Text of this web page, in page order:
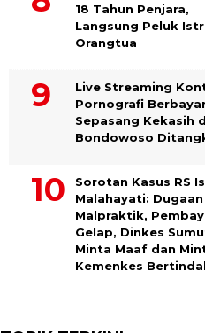
18 Tahun Penjara,
Langsung Peluk
Orangtua
Live Streaming
Pornografi
Sepasang Kekasih
Bondowoso
Sorotan Kasus RS
Malahayati: Dugaan
Malpraktik,
Gelap, Dinkes
Minta Maaf dan
Kemenkes